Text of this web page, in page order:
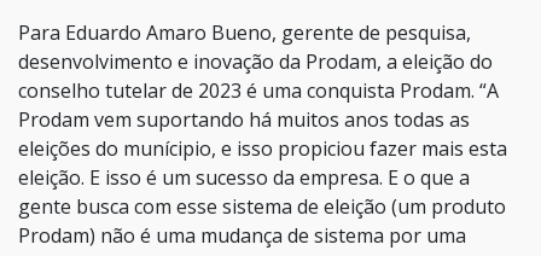
Para Eduardo Amaro Bueno, gerente de pesquisa,
desenvolvimento e inovação da Prodam, a eleição do
conselho tutelar de 2023 é uma conquista Prodam. “A
Prodam vem suportando há muitos anos todas as
eleições do munícipio, e isso propiciou fazer mais esta
eleição. E isso é um sucesso da empresa. E o que a
gente busca com esse sistema de eleição (um produto
Prodam) não é uma mudança de sistema por uma